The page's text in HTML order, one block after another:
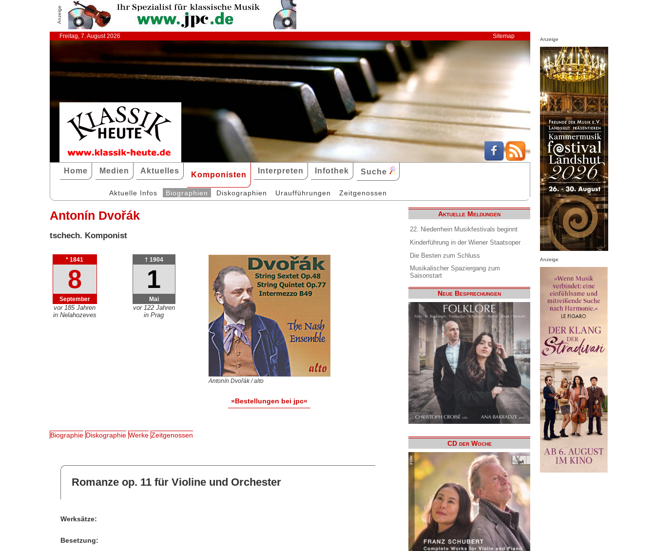
Anzeige
Freitag, 7. August 2026 Sitemap
Home Medien Aktuelles Komponisten Interpreten Infothek Suche
Aktuelle Infos Biographien Diskographien Uraufführungen Zeitgenossen
Antonín Dvořák
tschech. Komponist
* 1841
8
September
vor 185 Jahren
in Nelahozeves
† 1904
1
Mai
vor 122 Jahren
in Prag
Antonín Dvořák / alto
»Bestellungen bei jpc«
Biographie Diskographie Werke Zeitgenossen
Romanze op. 11 für Violine und Orchester
Werksätze:
Besetzung:
Aktuelle Meldungen
22. Niederrhein Musikfestivals beginnt
Kinderführung in der Wiener Staatsoper
Die Besten zum Schluss
Musikalischer Spaziergang zum
Saisonstart
Neue Besprechungen
CD der Woche
Anzeige
Anzeige